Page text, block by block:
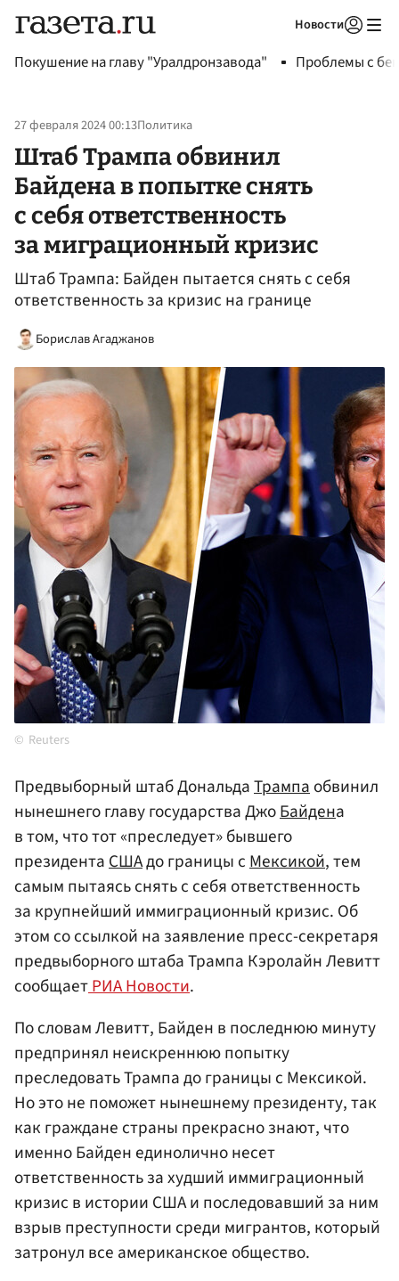
Новости
Покушение на главу "Уралдронзавода" Проблемы с
27 февраля 2024 00:13Политика
Штаб Трампа обвинил
Байдена в попытке снять
с себя ответственность
за миграционный кризис
Штаб Трампа: Байден пытается снять с себя
ответственность за кризис на границе
Борислав Агаджанов
Reuters
Предвыборный штаб ДональдаТрампаобвинил
нынешнего главу государства ДжоБайдена
в том, что тот «преследует» бывшего
президентаСШАдо границы сМексикой, тем
самым пытаясь снять с себя ответственность
за крупнейший иммиграционный кризис. Об
этом со ссылкой на заявление пресс-секретаря
предвыборного штаба Трампа Кэролайн Левитт
сообщаетРИА Новости.
По словам Левитт, Байден в последнюю минуту
предпринял неискреннюю попытку
преследовать Трампа до границы с Мексикой.
Но это не поможет нынешнему президенту, так
как граждане страны прекрасно знают, что
именно Байден единолично несет
ответственность за худший иммиграционный
кризис в истории США и последовавший за ним
взрыв преступности среди мигрантов, который
затронул все американское общество.